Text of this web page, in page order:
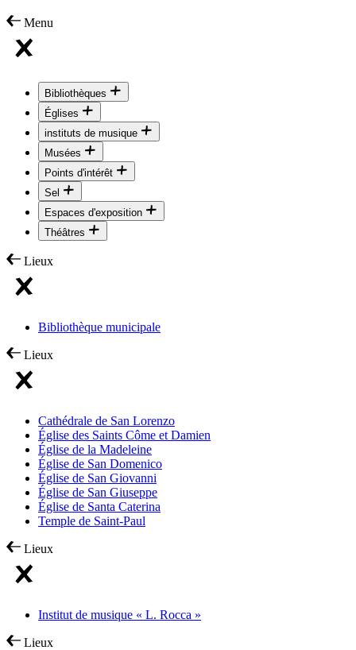
Menu
Bibliothèques
Églises
instituts de musique
Musées
Points d'intérêt
Sel
Espaces d'exposition
Théâtres
Lieux
Bibliothèque municipale
Lieux
Cathédrale de San Lorenzo
Église des Saints Côme et Damien
Église de la Madeleine
Église de San Domenico
Église de San Giovanni
Église de San Giuseppe
Église de Santa Caterina
Temple de Saint-Paul
Lieux
Institut de musique « L. Rocca »
Lieux